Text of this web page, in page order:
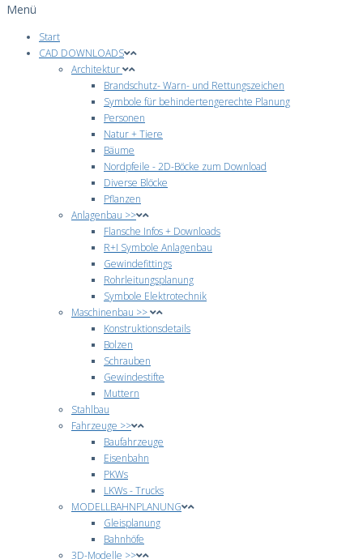
Menü
Start
CAD DOWNLOADS
Architektur
Brandschutz- Warn- und Rettungszeichen
Symbole für behindertengerechte Planung
Personen
Natur + Tiere
Bäume
Nordpfeile - 2D-Böcke zum Download
Diverse Blöcke
Pflanzen
Anlagenbau >>
Flansche Infos + Downloads
R+I Symbole Anlagenbau
Gewindefittings
Rohrleitungsplanung
Symbole Elektrotechnik
Maschinenbau >>
Konstruktionsdetails
Bolzen
Schrauben
Gewindestifte
Muttern
Stahlbau
Fahrzeuge >>
Baufahrzeuge
Eisenbahn
PKWs
LKWs - Trucks
MODELLBAHNPLANUNG
Gleisplanung
Bahnhöfe
3D-Modelle >>